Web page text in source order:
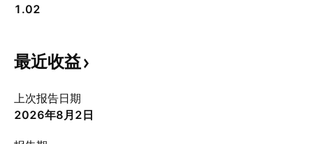
1.02
最近收益
上次报告日期
2026年8月2日